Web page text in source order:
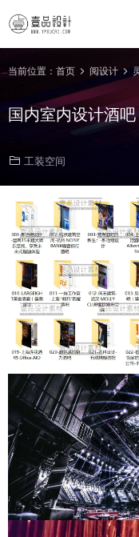
当前位置： 首页 阅设计
国内室内设计酒
工装空间